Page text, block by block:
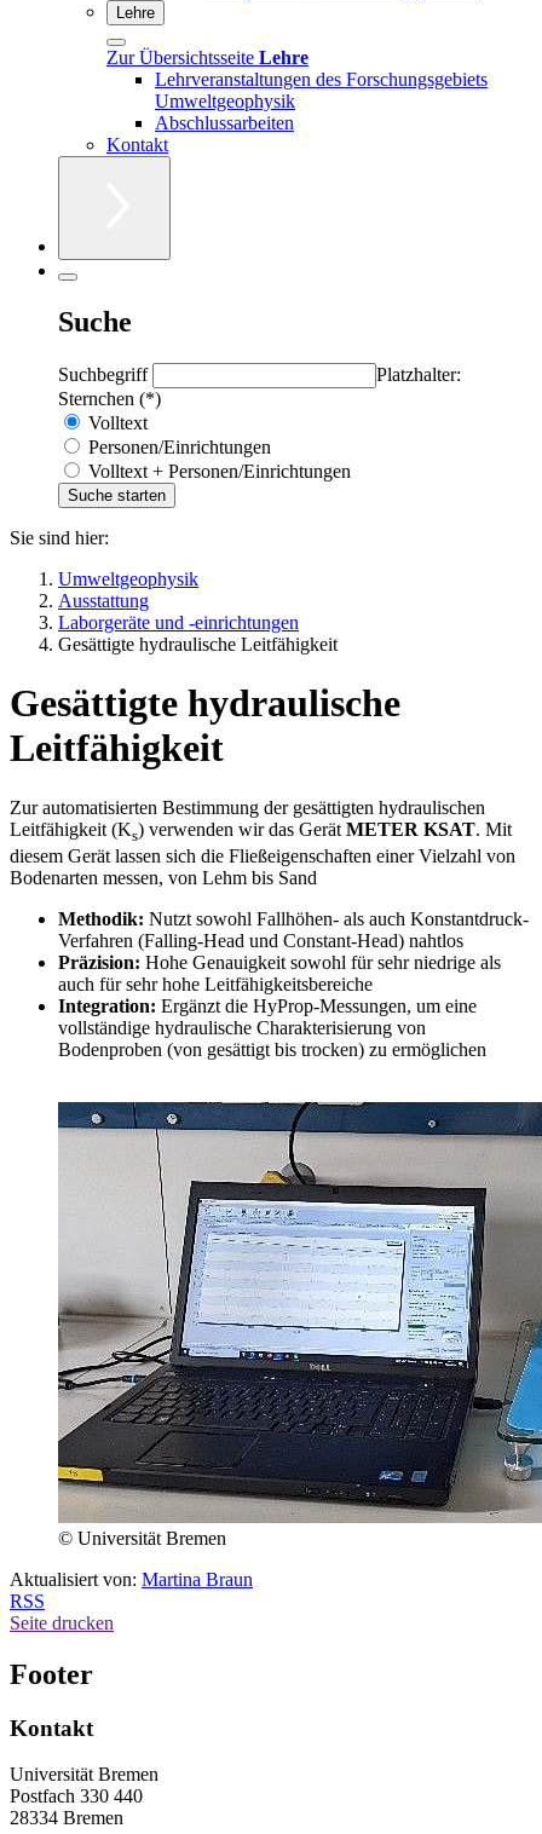
Lehre
Zur Übersichtsseite Lehre
Lehrveranstaltungen des Forschungsgebiets
Umweltgeophysik
Abschlussarbeiten
Kontakt
Suche
Suchbegriff
Platzhalter:
Sternchen (*)
Volltext
Personen/Einrichtungen
Volltext + Personen/Einrichtungen
Sie sind hier:
Umweltgeophysik
Ausstattung
Laborgeräte und -einrichtungen
Gesättigte hydraulische Leitfähigkeit
Gesättigte hydraulische
Leitfähigkeit
Zur automatisierten Bestimmung der gesättigten hydraulischen
Leitfähigkeit (Ks) verwenden wir das Gerät METER KSAT. Mit
diesem Gerät lassen sich die Fließeigenschaften einer Vielzahl von
Bodenarten messen, von Lehm bis Sand
Methodik: Nutzt sowohl Fallhöhen- als auch Konstantdruck-
Verfahren (Falling-Head und Constant-Head) nahtlos
Präzision: Hohe Genauigkeit sowohl für sehr niedrige als
auch für sehr hohe Leitfähigkeitsbereiche
Integration: Ergänzt die HyProp-Messungen, um eine
vollständige hydraulische Charakterisierung von
Bodenproben (von gesättigt bis trocken) zu ermöglichen
© Universität Bremen
Aktualisiert von: Martina Braun
RSS
Seite drucken
Footer
Kontakt
Universität Bremen
Postfach 330 440
28334 Bremen